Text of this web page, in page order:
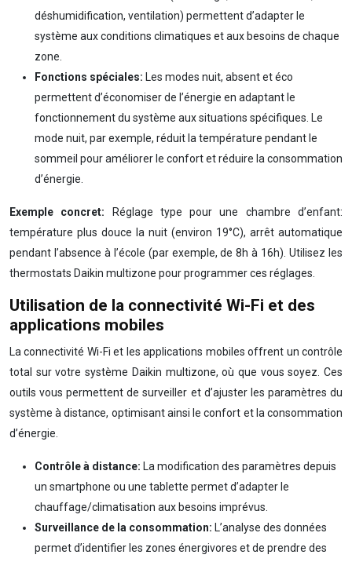
déshumidification, ventilation) permettent d’adapter le
système aux conditions climatiques et aux besoins de chaque
zone.
Fonctions spéciales: Les modes nuit, absent et éco
permettent d’économiser de l’énergie en adaptant le
fonctionnement du système aux situations spécifiques. Le
mode nuit, par exemple, réduit la température pendant le
sommeil pour améliorer le confort et réduire la consommation
d’énergie.
Exemple concret:
Réglage type pour une chambre d’enfant:
température plus douce la nuit (environ 19°C), arrêt automatique
pendant l’absence à l’école (par exemple, de 8h à 16h). Utilisez les
thermostats Daikin multizone pour programmer ces réglages.
Utilisation de la connectivité Wi-Fi et des
applications mobiles
La connectivité Wi-Fi et les applications mobiles offrent un contrôle
total sur votre système Daikin multizone, où que vous soyez. Ces
outils vous permettent de surveiller et d’ajuster les paramètres du
système à distance, optimisant ainsi le confort et la consommation
d’énergie.
Contrôle à distance: La modification des paramètres depuis
un smartphone ou une tablette permet d’adapter le
chauffage/climatisation aux besoins imprévus.
Surveillance de la consommation: L’analyse des données
permet d’identifier les zones énergivores et de prendre des